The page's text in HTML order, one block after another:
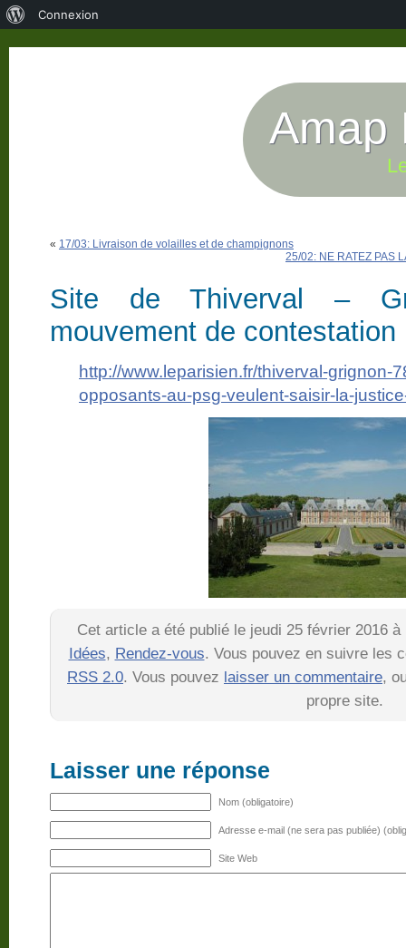
Amap
« 17/03: Livraison de volailles et de champignons
25/02: NE RATEZ PAS
Site de Thiverval –
mouvement de contestation
http://www.leparisien.fr/thiverval-grignon-
opposants-au-psg-veulent-saisir-la-
Cet article a été publié le jeudi 25 février 2016
Idées, Rendez-vous. Vous pouvez en suivre les
RSS 2.0. Vous pouvez laisser un commentaire,
propre site.
Laisser une réponse
Nom (obligatoire)
Adresse e-mail (ne sera pas publiée)
Site Web
Connexion